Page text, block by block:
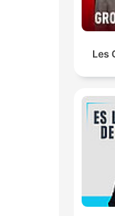
Les